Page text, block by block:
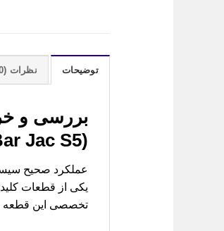
توضیحات نظرات (0)
بررسی و
Jac S5)
عملکرد صحیح
یکی از قطعات
تخصصی این قطعه و